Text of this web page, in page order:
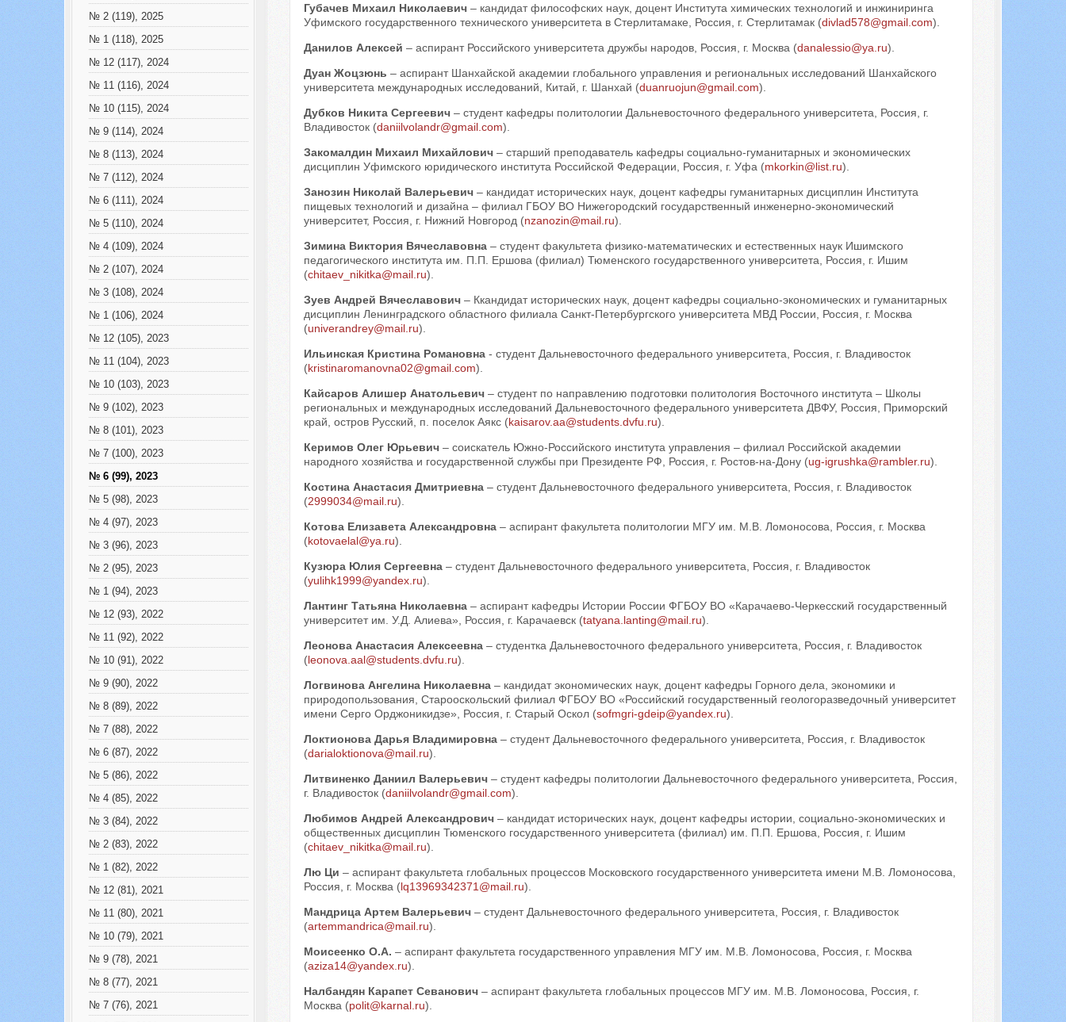
№ 2 (119), 2025
№ 1 (118), 2025
№ 12 (117), 2024
№ 11 (116), 2024
№ 10 (115), 2024
№ 9 (114), 2024
№ 8 (113), 2024
№ 7 (112), 2024
№ 6 (111), 2024
№ 5 (110), 2024
№ 4 (109), 2024
№ 2 (107), 2024
№ 3 (108), 2024
№ 1 (106), 2024
№ 12 (105), 2023
№ 11 (104), 2023
№ 10 (103), 2023
№ 9 (102), 2023
№ 8 (101), 2023
№ 7 (100), 2023
№ 6 (99), 2023
№ 5 (98), 2023
№ 4 (97), 2023
№ 3 (96), 2023
№ 2 (95), 2023
№ 1 (94), 2023
№ 12 (93), 2022
№ 11 (92), 2022
№ 10 (91), 2022
№ 9 (90), 2022
№ 8 (89), 2022
№ 7 (88), 2022
№ 6 (87), 2022
№ 5 (86), 2022
№ 4 (85), 2022
№ 3 (84), 2022
№ 2 (83), 2022
№ 1 (82), 2022
№ 12 (81), 2021
№ 11 (80), 2021
№ 10 (79), 2021
№ 9 (78), 2021
№ 8 (77), 2021
№ 7 (76), 2021
Губачев Михаил Николаевич– кандидат философских наук, доцент Института химических технологий и инжиниринга
Уфимского государственного технического университета в Стерлитамаке, Россия, г. Стерлитамак (divlad578@gmail.com).
Данилов Алексей – аспирант Российского университета дружбы народов, Россия, г. Москва (danalessio@ya.ru).
Дуан Жоцзюнь – аспирант Шанхайской академии глобального управления и региональных исследований Шанхайского
университета международных исследований, Китай, г. Шанхай (duanruojun@gmail.com).
Дубков Никита Сергеевич– студент кафедры политологии Дальневосточного федерального университета, Россия, г.
Владивосток (daniilvolandr@gmail.com).
Закомалдин Михаил Михайлович– старший преподаватель кафедры социально-гуманитарных и экономических
дисциплин Уфимского юридического института Российской Федерации, Россия, г. Уфа (mkorkin@list.ru).
Занозин Николай Валерьевич– кандидат исторических наук, доцент кафедры гуманитарных дисциплин Института
пищевых технологий и дизайна – филиал ГБОУ ВО Нижегородский государственный инженерно-экономический
университет, Россия, г. Нижний Новгород (nzanozin@mail.ru).
Зимина Виктория Вячеславовна– студент факультета физико-математических и естественных наук Ишимского
педагогического института им. П.П. Ершова (филиал) Тюменского государственного университета, Россия, г. Ишим
(chitaev_nikitka@mail.ru).
Зуев Андрей Вячеславович– Ккандидат исторических наук, доцент кафедры социально-экономических и гуманитарных
дисциплин Ленинградского областного филиала Санкт-Петербургского университета МВД России, Россия, г. Москва
(univerandrey@mail.ru).
Ильинская Кристина Романовна- студент Дальневосточного федерального университета, Россия, г. Владивосток
(kristinaromanovna02@gmail.com).
Кайсаров Алишер Анатольевич– студент по направлению подготовки политология Восточного института – Школы
региональных и международных исследований Дальневосточного федерального университета ДВФУ, Россия, Приморский
край, остров Русский, п. поселок Аякс (kaisarov.aa@students.dvfu.ru).
Керимов Олег Юрьевич– соискатель Южно-Российского института управления – филиал Российской академии
народного хозяйства и государственной службы при Президенте РФ, Россия, г. Ростов-на-Дону (ug-igrushka@rambler.ru).
Костина Анастасия Дмитриевна– студент Дальневосточного федерального университета, Россия, г. Владивосток
(2999034@mail.ru).
Котова Елизавета Александровна– аспирант факультета политологии МГУ им. М.В. Ломоносова, Россия, г. Москва
(kotovaelal@ya.ru).
Кузюра Юлия Сергеевна– студент Дальневосточного федерального университета, Россия, г. Владивосток
(yulihk1999@yandex.ru).
Лантинг Татьяна Николаевна– аспирант кафедры Истории России ФГБОУ ВО «Карачаево-Черкесский государственный
университет им. У.Д. Алиева», Россия, г. Карачаевск (tatyana.lanting@mail.ru).
Леонова Анастасия Алексеевна– студентка Дальневосточного федерального университета, Россия, г. Владивосток
(leonova.aal@students.dvfu.ru).
Логвинова Ангелина Николаевна– кандидат экономических наук, доцент кафедры Горного дела, экономики и
природопользования, Старооскольский филиал ФГБОУ ВО «Российский государственный геологоразведочный университет
имени Серго Орджоникидзе», Россия, г. Старый Оскол (sofmgri-gdeip@yandex.ru).
Локтионова Дарья Владимировна– студент Дальневосточного федерального университета, Россия, г. Владивосток
(darialoktionova@mail.ru).
Литвиненко Даниил Валерьевич– студент кафедры политологии Дальневосточного федерального университета, Россия,
г. Владивосток (daniilvolandr@gmail.com).
Любимов Андрей Александрович– кандидат исторических наук, доцент кафедры истории, социально-экономических и
общественных дисциплин Тюменского государственного университета (филиал) им. П.П. Ершова, Россия, г. Ишим
(chitaev_nikitka@mail.ru).
Лю Ци – аспирант факультета глобальных процессов Московского государственного университета имени М.В. Ломоносова,
Россия, г. Москва (lq13969342371@mail.ru).
Мандрица Артем Валерьевич– студент Дальневосточного федерального университета, Россия, г. Владивосток
(artemmandrica@mail.ru).
Моисеенко О.А. – аспирант факультета государственного управления МГУ им. М.В. Ломоносова, Россия, г. Москва
(aziza14@yandex.ru).
Налбандян Карапет Севанович– аспирант факультета глобальных процессов МГУ им. М.В. Ломоносова, Россия, г.
Москва (polit@karnal.ru).